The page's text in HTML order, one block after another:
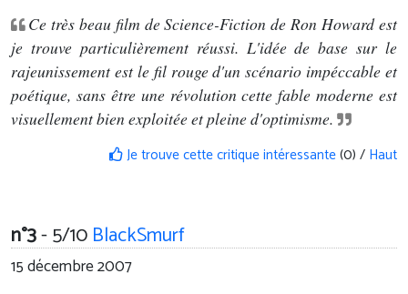
Ce très beau film de Science-Fiction de Ron Howard est
je trouve particulièrement réussi. L'idée de base sur le
rajeunissement est le fil rouge d'un scénario impéccable et
poétique, sans être une révolution cette fable moderne est
visuellement bien exploitée et pleine d'optimisme.
Je trouve cette critique intéressante(0) / Haut
n°3- 5/10BlackSmurf
15 décembre 2007